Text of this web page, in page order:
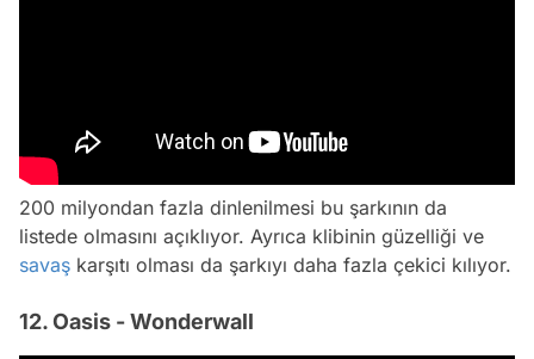
200 milyondan fazla dinlenilmesi bu şarkının da
listede olmasını açıklıyor. Ayrıca klibinin güzelliği ve
savaş karşıtı olması da şarkıyı daha fazla çekici kılıyor.
12. Oasis - Wonderwall